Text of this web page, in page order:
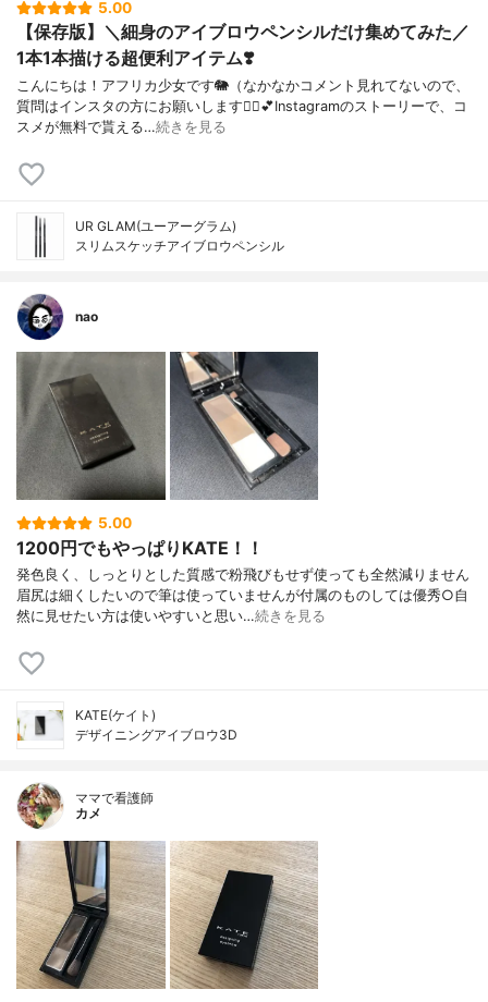
5.00
【保存版】＼細身のアイブロウペンシルだけ集めてみた／
1本1本描ける超便利アイテム❣️
こんにちは！アフリカ少女です🐘（なかなかコメント見れてないので、
質問はインスタの方にお願いします🙇‍♀️💕Instagramのストーリーで、コ
スメが無料で貰える…続きを見る
UR GLAM(ユーアーグラム)
スリムスケッチアイブロウペンシル
nao
5.00
1200円でもやっぱりKATE！！
発色良く、しっとりとした質感で粉飛びもせず使っても全然減りません
眉尻は細くしたいので筆は使っていませんが付属のものしては優秀○自
然に見せたい方は使いやすいと思い…続きを見る
KATE(ケイト)
デザイニングアイブロウ3D
ママで看護師
カメ